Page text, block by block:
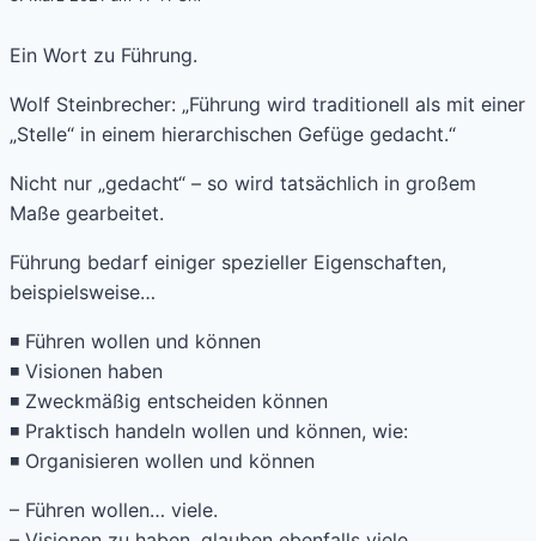
Ein Wort zu Führung.
Wolf Steinbrecher: „Führung wird traditionell als mit einer
„Stelle“ in einem hierarchischen Gefüge gedacht.“
Nicht nur „gedacht“ – so wird tatsächlich in großem
Maße gearbeitet.
Führung bedarf einiger spezieller Eigenschaften,
beispielsweise…
◾ Führen wollen und können
◾ Visionen haben
◾ Zweckmäßig entscheiden können
◾ Praktisch handeln wollen und können, wie:
◾ Organisieren wollen und können
– Führen wollen… viele.